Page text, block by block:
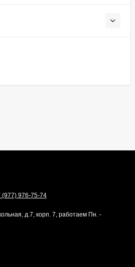
(977) 976-75-74
д.7, корп. 7, работаем Пн. -